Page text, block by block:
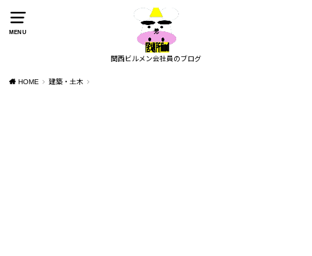
MENU
関西ビルメン会社員のブログ
HOME 建築・土木